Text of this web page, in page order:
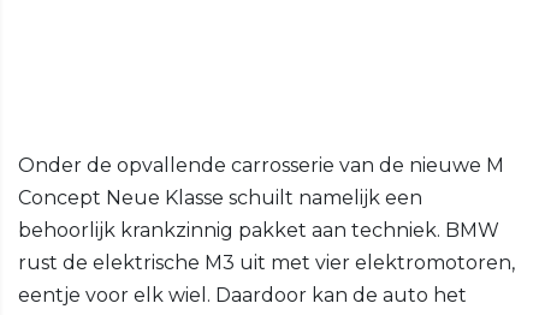
Onder de opvallende carrosserie van de nieuwe M
Concept Neue Klasse schuilt namelijk een
behoorlijk krankzinnig pakket aan techniek. BMW
rust de elektrische M3 uit met vier elektromotoren,
eentje voor elk wiel. Daardoor kan de auto het